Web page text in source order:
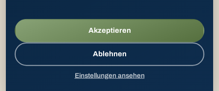
Akzeptieren
Ablehnen
Einstellungen ansehen
zum Trocknen aufbewahrt. Jedes Familienmitglied
sollte möglichst ein eigenes, gekennzeichnetes
Produkt nutzen.
Bei Fieber, Blut, starken Schmerzen, nässenden
oder offenen Stellen, Problemen beim